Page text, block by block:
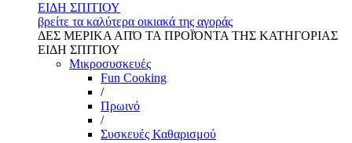
ΕΙΔΗ ΣΠΙΤΙΟΥ
βρείτε τα καλύτερα οικιακά της αγοράς
ΔΕΣ ΜΕΡΙΚΑ ΑΠΌ ΤΑ ΠΡΟΪΌΝΤΑ ΤΗΣ ΚΑΤΗΓΟΡΙΑΣ
ΕΙΔΗ ΣΠΙΤΙΟΥ
Μικροσυσκευές
Fun Cooking
/
Πρωινό
/
Συσκευές Καθαρισμού